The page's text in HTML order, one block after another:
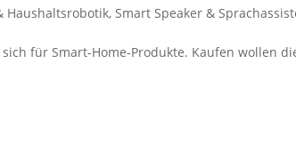
Haushaltsrobotik,Smart Speaker &
für Smart-Home-Produkte. Kaufen wollen